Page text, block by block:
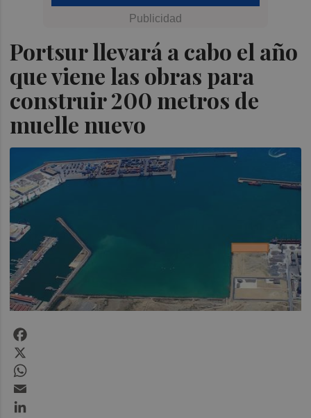
Portsur llevará a cabo el año
que viene las obras para
construir 200 metros de
muelle nuevo